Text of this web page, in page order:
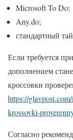
Microsoft To Do;
Any.do;
стандартный
Если требуется
дополнением
кроссовки
https://
krossovki-
Согласно